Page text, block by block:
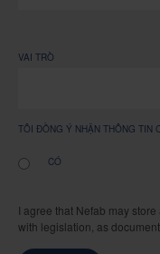
VAI TRÒ
TÔI ĐỒNG Ý NHẬN THÔNG TIN
CÓ
I agree that Nefab may
with legislation, as